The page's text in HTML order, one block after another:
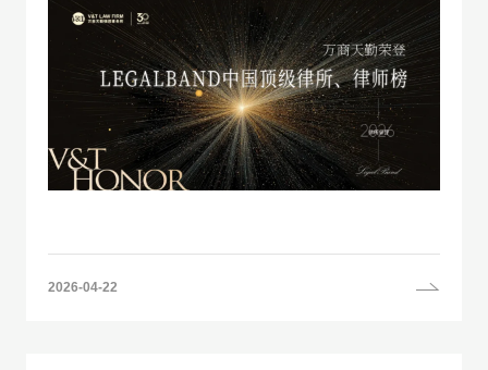
2026-04-22